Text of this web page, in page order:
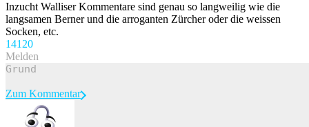
Inzucht Walliser Kommentare sind genau so langweilig wie die
langsamen Berner und die arroganten Zürcher oder die weissen
Socken, etc.
141 20
Melden
Zum Kommentar